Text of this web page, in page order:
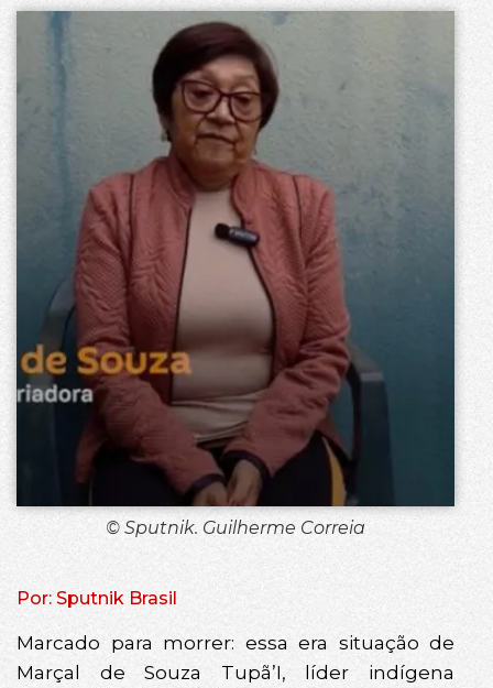
© Sputnik. Guilherme Correia
Por: Sputnik Brasil
Marcado para morrer: essa era situação de
Marçal de Souza Tupã’I, líder indígena